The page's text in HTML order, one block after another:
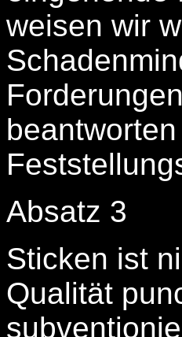
weisen wir
Absatz 3
Sticken ist
Qualität